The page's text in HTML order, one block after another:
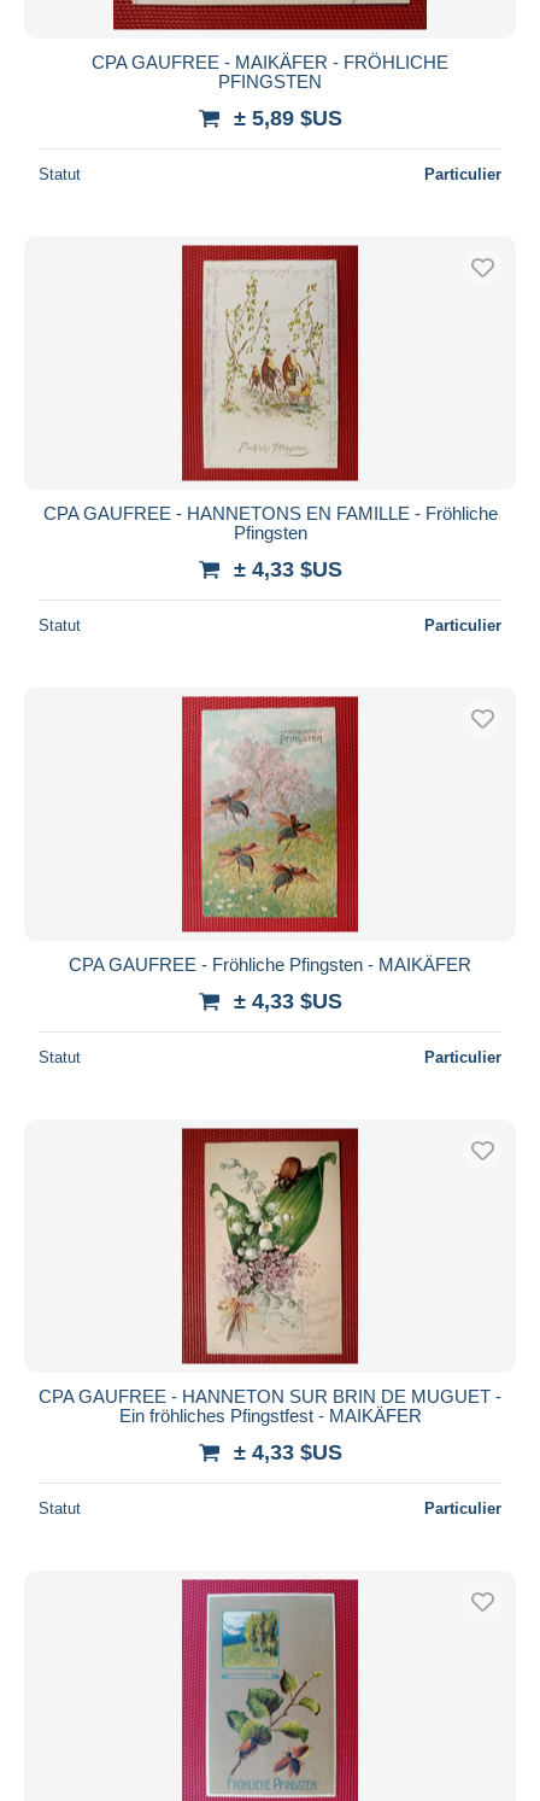
CPA GAUFREE - MAIKÄFER - FRÖHLICHE
PFINGSTEN
± 5,89 $US
Statut Particulier
CPA GAUFREE - HANNETONS EN FAMILLE - Fröhliche
Pfingsten
± 4,33 $US
Statut Particulier
CPA GAUFREE - Fröhliche Pfingsten - MAIKÄFER
± 4,33 $US
Statut Particulier
CPA GAUFREE - HANNETON SUR BRIN DE MUGUET -
Ein fröhliches Pfingstfest - MAIKÄFER
± 4,33 $US
Statut Particulier